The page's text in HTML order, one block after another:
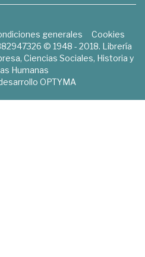
generales
Cookies
© 1948 - 2018. Librería
Ciencias Sociales, Historia y
Humanas
OPTYMA